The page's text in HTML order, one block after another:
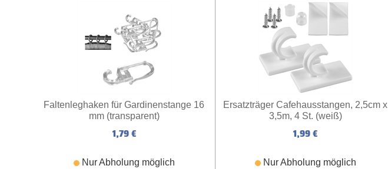
Faltenleghaken für Gardinenstange 16
mm (transparent)
1,79 €
Nur Abholung möglich
Ersatzträger Cafehausstangen, 2,5cm x
3,5m, 4 St. (weiß)
1,99 €
Nur Abholung möglich